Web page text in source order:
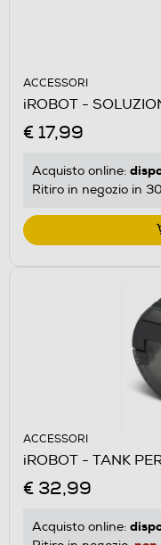
ACCESSORI
iROBOT -
€ 17,99
Acquisto online:
Ritiro in negozio in
ACCESSORI
iROBOT - TANK
€ 32,99
Acquisto online: